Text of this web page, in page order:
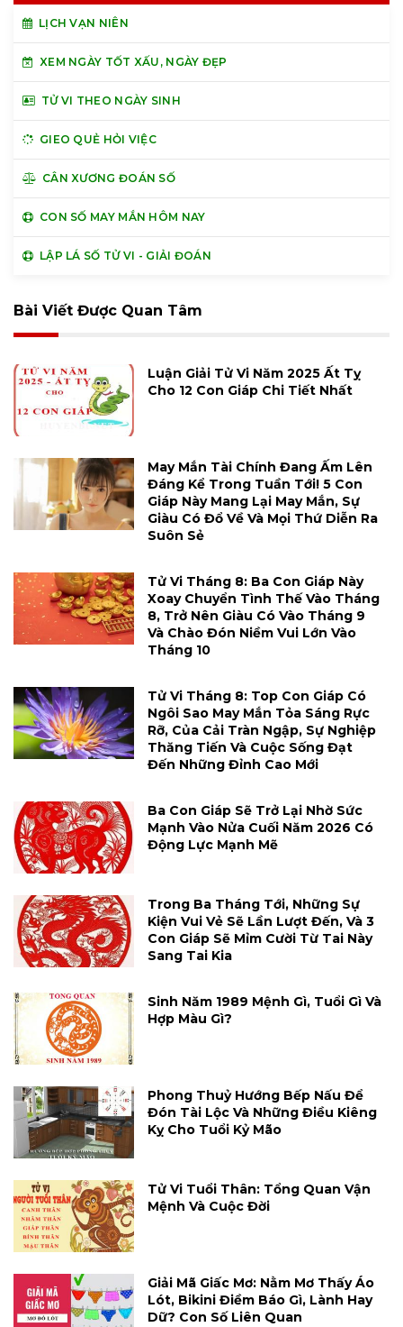
LỊCH VẠN NIÊN
XEM NGÀY TỐT XẤU, NGÀY ĐẸP
TỬ VI THEO NGÀY SINH
GIEO QUẺ HỎI VIỆC
CÂN XƯƠNG ĐOÁN SỐ
CON SỐ MAY MẮN HÔM NAY
LẬP LÁ SỐ TỬ VI - GIẢI ĐOÁN
Bài Viết Được Quan Tâm
Luận Giải Tử Vi Năm 2025 Ất Tỵ
Cho 12 Con Giáp Chi Tiết Nhất
May Mắn Tài Chính Đang Ấm Lên
Đáng Kể Trong Tuần Tới! 5 Con
Giáp Này Mang Lại May Mắn, Sự
Giàu Có Đổ Về Và Mọi Thứ Diễn Ra
Suôn Sẻ
Tử Vi Tháng 8: Ba Con Giáp Này
Xoay Chuyển Tình Thế Vào Tháng
8, Trở Nên Giàu Có Vào Tháng 9
Và Chào Đón Niềm Vui Lớn Vào
Tháng 10
Tử Vi Tháng 8: Top Con Giáp Có
Ngôi Sao May Mắn Tỏa Sáng Rực
Rỡ, Của Cải Tràn Ngập, Sự Nghiệp
Thăng Tiến Và Cuộc Sống Đạt
Đến Những Đỉnh Cao Mới
Ba Con Giáp Sẽ Trở Lại Nhờ Sức
Mạnh Vào Nửa Cuối Năm 2026 Có
Động Lực Mạnh Mẽ
Trong Ba Tháng Tới, Những Sự
Kiện Vui Vẻ Sẽ Lần Lượt Đến, Và 3
Con Giáp Sẽ Mỉm Cười Từ Tai Này
Sang Tai Kia
Sinh Năm 1989 Mệnh Gì, Tuổi Gì Và
Hợp Màu Gì?
Phong Thuỷ Hướng Bếp Nấu Để
Đón Tài Lộc Và Những Điều Kiêng
Kỵ Cho Tuổi Kỷ Mão
Tử Vi Tuổi Thân: Tổng Quan Vận
Mệnh Và Cuộc Đời
Giải Mã Giấc Mơ: Nằm Mơ Thấy Áo
Lót, Bikini Điềm Báo Gì, Lành Hay
Dữ? Con Số Liên Quan